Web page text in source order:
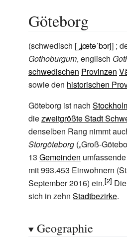
Göteborg
(schwedisch [ ˌʝœtəˈbɔrj] ;
Gothoburgum, englisch
schwedischen Provinzen
sowie den historischen
Göteborg ist nach
diezweitgrößte Stadt
denselben Rang nimmt
Storgöteborg („Groß-
13 Gemeinden umfassende
mit 993.453 Einwohnern
September 2016) ein.
sich in zehn Stadtbezirke.
Geographie